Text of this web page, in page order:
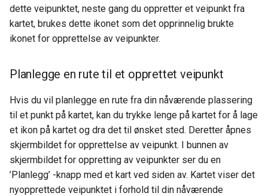
dette veipunktet, neste gang du oppretter et veipunkt fra
kartet, brukes dette ikonet som det opprinnelig brukte
ikonet for opprettelse av veipunkter.
Planlegge en rute til et opprettet veipunkt
Hvis du vil planlegge en rute fra din nåværende plassering
til et punkt på kartet, kan du trykke lenge på kartet for å lage
et ikon på kartet og dra det til ønsket sted. Deretter åpnes
skjermbildet for opprettelse av veipunkt. I bunnen av
skjermbildet for oppretting av veipunkter ser du en
’Planlegg’ -knapp med et kart ved siden av. Kartet viser det
nyopprettede veipunktet i forhold til din nåværende